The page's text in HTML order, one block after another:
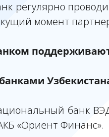
регулярно
момент
банк
«Ориент Финанс».